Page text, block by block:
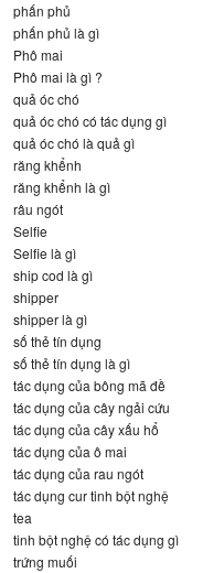
phấn phủ
phấn phủ là gì
Phô mai
Phô mai là gì ?
quả óc chó
quả óc chó có tác dụng gì
quả óc chó là quả gì
răng khểnh
răng khểnh là gì
râu ngót
Selfie
Selfie là gì
ship cod là gì
shipper
shipper là gì
số thẻ tín dụng
số thẻ tín dụng là gì
tác dụng của bông mã đề
tác dụng của cây ngải cứu
tác dụng của cây xấu hổ
tác dụng của ô mai
tác dụng của rau ngót
tác dụng cur tinh bột nghệ
tea
tinh bột nghệ có tác dụng gì
trứng muối